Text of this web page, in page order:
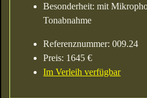
Besonderheit: mit
Tonabnahme
Referenznummer: 009.24
Preis: 1645 €
Im Verleih verfügbar